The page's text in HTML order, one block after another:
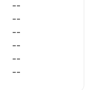
--
--
--
--
--
--